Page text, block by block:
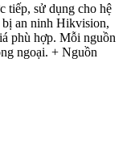
tiếp, sử dụng cho hệ
bị an ninh Hikvision,
phù hợp. Mỗi nguồn
ngoại. + Nguồn